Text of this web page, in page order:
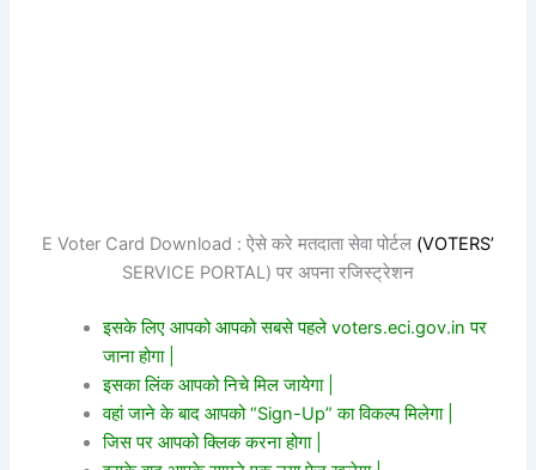
E Voter Card Download : ऐसे करे मतदाता सेवा पोर्टल (VOTERS’
SERVICE PORTAL) पर अपना रजिस्ट्रेशन
इसके लिए आपको आपको सबसे पहले voters.eci.gov.in पर
जाना होगा |
इसका लिंक आपको निचे मिल जायेगा |
वहां जाने के बाद आपको “Sign-Up” का विकल्प मिलेगा |
जिस पर आपको क्लिक करना होगा |